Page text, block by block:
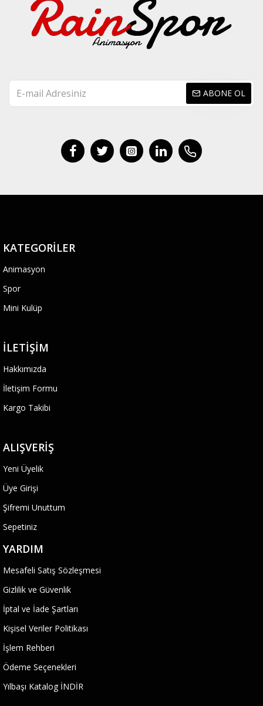
ABONE OL
KATEGORILER
Animasyon
Spor
Mini Kulüp
İLETIŞIM
Hakkımızda
İletişim Formu
Kargo Takibi
ALIŞVERIŞ
Yeni Üyelik
Üye Girişi
Şifremi Unuttum
Sepetiniz
YARDIM
Mesafeli Satış Sözleşmesi
Gizlilik ve Güvenlik
İptal ve İade Şartları
Kişisel Veriler Politikası
İşlem Rehberi
Ödeme Seçenekleri
Yılbaşı Katalog İNDİR